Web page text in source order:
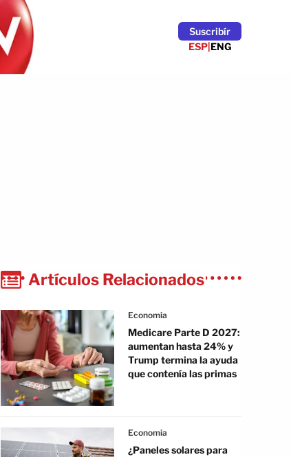
Suscribír
ESP|ENG
Artículos Relacionados
Economia
Medicare Parte D 2027:
aumentan hasta 24% y
Trump termina la ayuda
que contenía las primas
Economia
¿Paneles solares para